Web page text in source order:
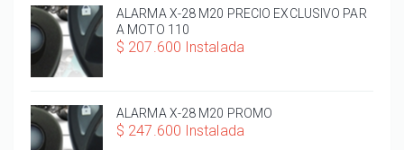
ALARMA X-28 M20 PRECIO EXCLUSIVO PAR
A MOTO 110
$ 207.600 Instalada
ALARMA X-28 M20 PROMO
$ 247.600 Instalada